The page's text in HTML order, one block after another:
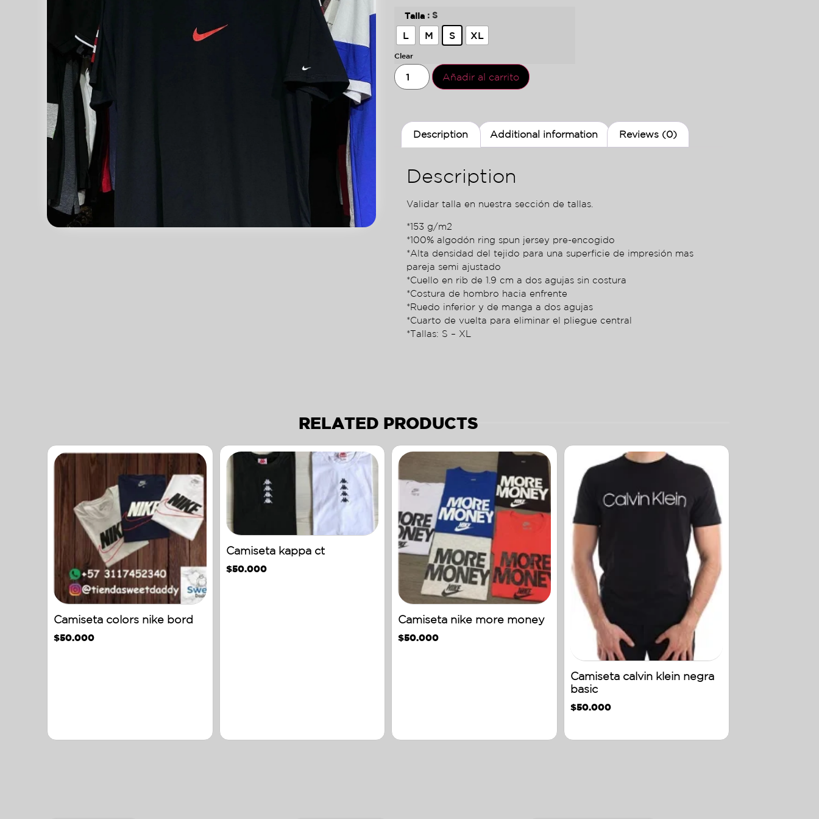
Talla : S
L M S XL
Clear
Añadir al carrito
Description Additional information Reviews (0)
Description
Validar talla en nuestra sección de tallas.
*153 g/m2
*100% algodón ring spun jersey pre-encogido
*Alta densidad del tejido para una superficie de impresión mas
pareja semi ajustado
*Cuello en rib de 1.9 cm a dos agujas sin costura
*Costura de hombro hacia enfrente
*Ruedo inferior y de manga a dos agujas
*Cuarto de vuelta para eliminar el pliegue central
*Tallas: S – XL
RELATED PRODUCTS
Camiseta colors nike bord
$50.000
Camiseta kappa ct
$50.000
Camiseta nike more money
$50.000
Camiseta calvin klein negra
basic
$50.000